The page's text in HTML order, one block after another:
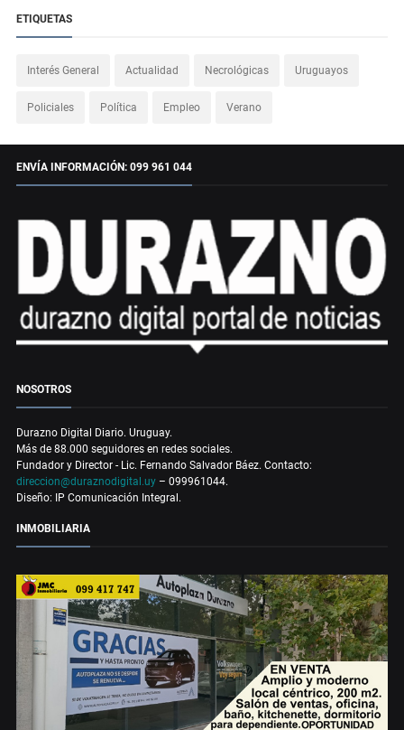
ETIQUETAS
Interés General Actualidad Necrológicas Uruguayos
Policiales Política Empleo Verano
ENVÍA INFORMACIÓN: 099 961 044
NOSOTROS
Durazno Digital Diario. Uruguay.
Más de 88.000 seguidores en redes sociales.
Fundador y Director - Lic. Fernando Salvador Báez. Contacto:
direccion@duraznodigital.uy – 099961044.
Diseño: IP Comunicación Integral.
INMOBILIARIA